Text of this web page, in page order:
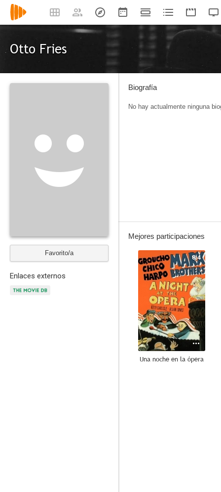
Otto Fries
Favorito/a
Enlaces externos
Biografía
No hay actualmente ninguna
Mejores participaciones
8.4
Una noche en la ópera